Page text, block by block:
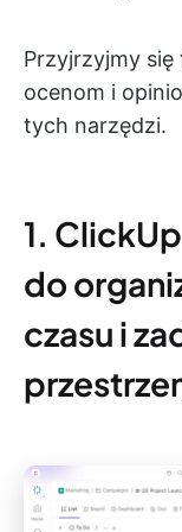
Przyjrzyjmy
ocenom i
tych narzędzi.
1.
do
czasu i